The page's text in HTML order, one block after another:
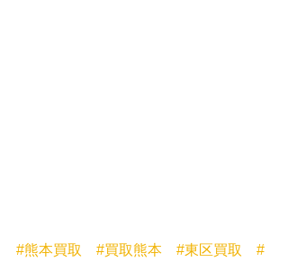
#熊本買取 #買取熊本 #東区買取
#